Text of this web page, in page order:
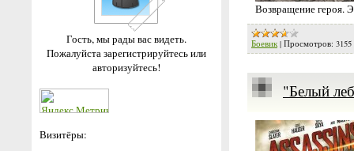
Гость, мы рады вас видеть.
Пожалуйста зарегистрируйтесь или
авторизуйтесь!
Визитёры:
Возвращение героя.
Боевик| Просмотров: 3155
"Белый